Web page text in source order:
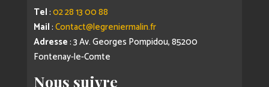
Tel:02 28 13 00 88
Mail:Contact@legreniermalin.fr
Adresse: 3 Av. Georges Pompidou, 85200
Fontenay-le-Comte
Nous suivre